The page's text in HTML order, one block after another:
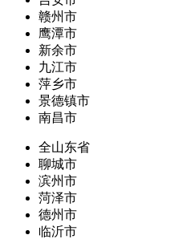
赣州市
鹰潭市
新余市
九江市
萍乡市
景德镇市
南昌市
全山东省
聊城市
滨州市
菏泽市
德州市
临沂市